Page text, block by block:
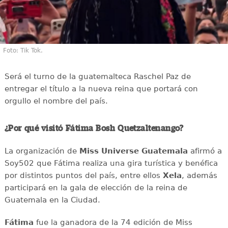
Foto: Tik Tok.
Será el turno de la guatemalteca Raschel Paz de
entregar el título a la nueva reina que portará con
orgullo el nombre del país.
¿Por qué visitó Fátima Bosh Quetzaltenango?
La organización de Miss Universe Guatemala afirmó a
Soy502 que Fátima realiza una gira turística y benéfica
por distintos puntos del país, entre ellos Xela, además
participará en la gala de elección de la reina de
Guatemala en la Ciudad.
Fátima fue la ganadora de la 74 edición de Miss